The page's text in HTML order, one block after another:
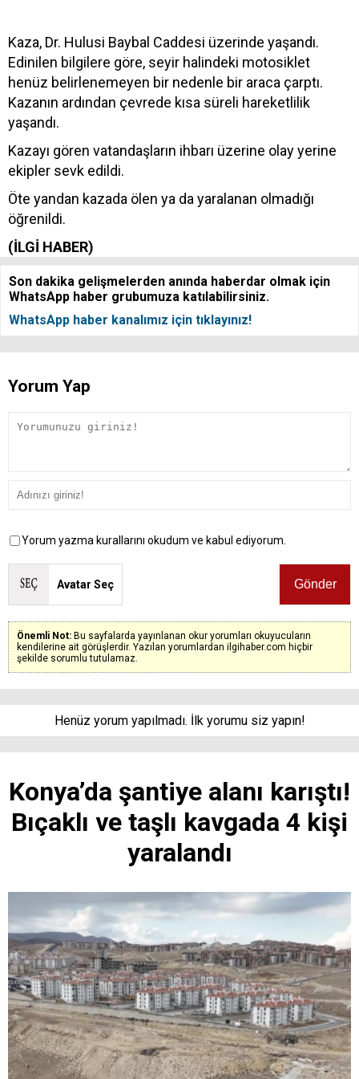
Kaza, Dr. Hulusi Baybal Caddesi üzerinde yaşandı.
Edinilen bilgilere göre, seyir halindeki motosiklet
henüz belirlenemeyen bir nedenle bir araca çarptı.
Kazanın ardından çevrede kısa süreli hareketlilik
yaşandı.
Kazayı gören vatandaşların ihbarı üzerine olay yerine
ekipler sevk edildi.
Öte yandan kazada ölen ya da yaralanan olmadığı
öğrenildi.
(İLGİ HABER)
Son dakika gelişmelerden anında haberdar olmak için
WhatsApp haber grubumuza katılabilirsiniz.
WhatsApp haber kanalımız için tıklayınız!
Yorum Yap
Yorum yazma kurallarını okudum ve kabul ediyorum.
Avatar Seç
Önemli Not: Bu sayfalarda yayınlanan okur yorumları okuyucuların
kendilerine ait görüşlerdir. Yazılan yorumlardan ilgihaber.com hiçbir
şekilde sorumlu tutulamaz.
Henüz yorum yapılmadı. İlk yorumu siz yapın!
Konya’da şantiye alanı karıştı!
Bıçaklı ve taşlı kavgada 4 kişi
yaralandı